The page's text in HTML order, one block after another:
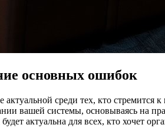
основных ошибок
среди тех, кто
вашей системы, основываясь на
актуальна для всех, кто хочет